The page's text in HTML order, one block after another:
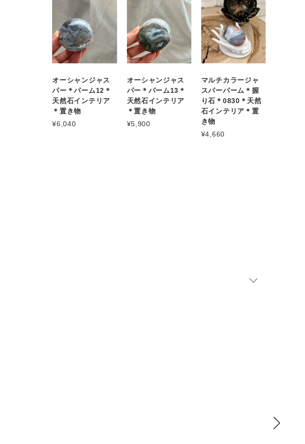
オーシャンジャス
パー＊パーム12＊
天然石インテリア
＊置き物
¥6,040
オーシャンジャス
パー＊パーム13＊
天然石インテリア
＊置き物
¥5,900
マルチカラージャ
スパーパーム＊握
り石＊0830＊天然
石インテリア＊置
き物
¥4,660